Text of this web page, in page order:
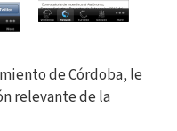
de Córdoba, le
relevante de la